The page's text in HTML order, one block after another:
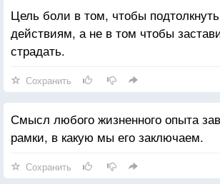
Цель боли в том, чтобы
действиям, а не в том чтобы
страдать.
Сохранить
Смысл любого жизненного опыта
рамки, в какую мы его заключаем.
Сохранить